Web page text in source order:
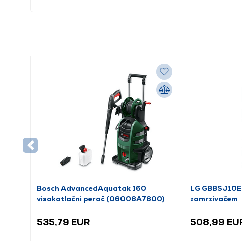
Bosch AdvancedAquatak 160
visokotlačni perač (06008A7800)
535,79 EUR
LG
zamrzivačem
508,99